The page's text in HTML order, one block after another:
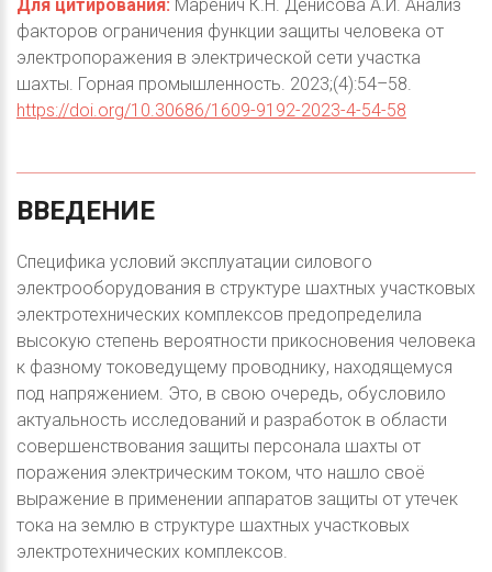
Для цитирования: Маренич К.Н. Денисова А.И. Анализ
факторов ограничения функции защиты человека от
электропоражения в электрической сети участка
шахты. Горная промышленность. 2023;(4):54–58.
https://doi.org/10.30686/1609-9192-2023-4-54-58
ВВЕДЕНИЕ
Специфика условий эксплуатации силового
электрооборудования в структуре шахтных участковых
электротехнических комплексов предопределила
высокую степень вероятности прикосновения человека
к фазному токоведущему проводнику, находящемуся
под напряжением. Это, в свою очередь, обусловило
актуальность исследований и разработок в области
совершенствования защиты персонала шахты от
поражения электрическим током, что нашло своё
выражение в применении аппаратов защиты от утечек
тока на землю в структуре шахтных участковых
электротехнических комплексов.